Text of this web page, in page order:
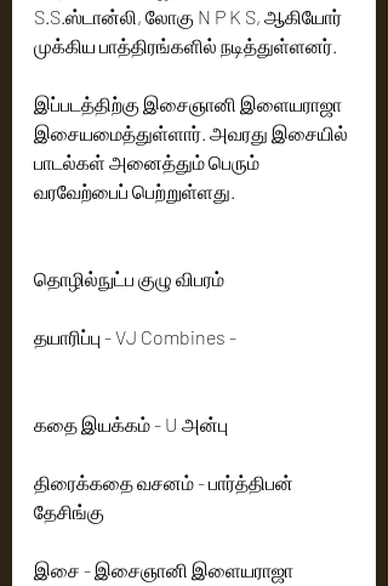
S.S.ஸ்டான்லி, லோகு N P K S, ஆகியோர்
முக்கிய பாத்திரங்களில் நடித்துள்ளனர்.
இப்படத்திற்கு இசைஞானி இளையராஜா
இசையமைத்துள்ளார். அவரது இசையில்
பாடல்கள் அனைத்தும் பெரும்
வரவேற்பைப் பெற்றுள்ளது.
தொழில்நுட்ப குழு விபரம்
தயாரிப்பு - VJ Combines -
கதை இயக்கம் - U அன்பு
திரைக்கதை வசனம் - பார்த்திபன்
தேசிங்கு
இசை - இசைஞானி இளையராஜா